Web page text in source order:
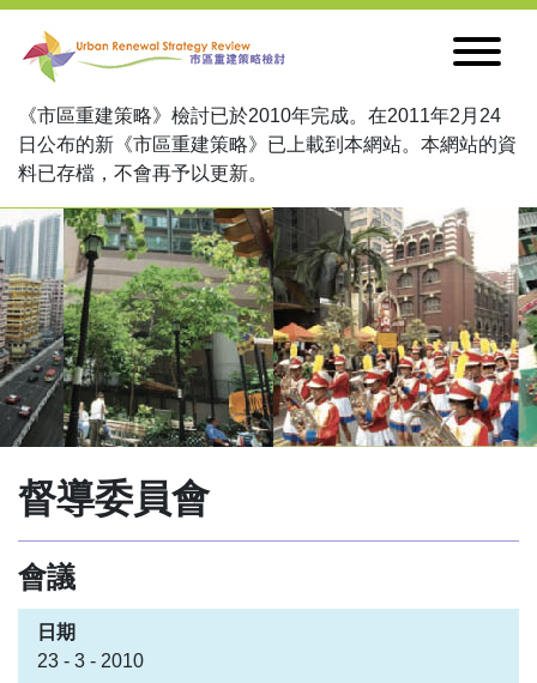
《市區重建策略》檢討已於2010年完成。在2011年2月24
日公布的新《市區重建策略》已上載到本網站。本網站的資
料已存檔，不會再予以更新。
督導委員會
會議
23 - 3 - 2010